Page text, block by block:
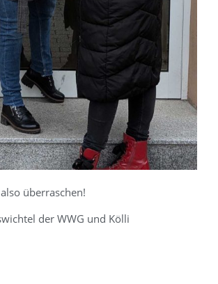
überraschen!
der WWG und Kölli